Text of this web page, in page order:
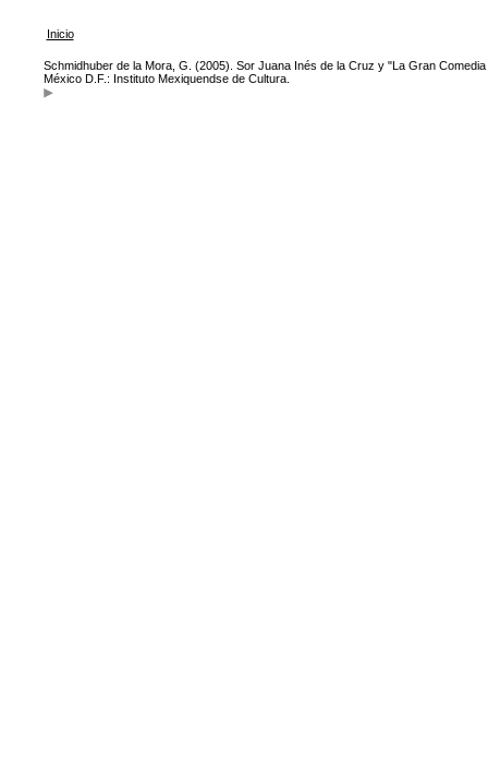
Inicio
Schmidhuber de la Mora, G. (2005). Sor Juana Inés de la Cruz y "La Gran
México D.F.: Instituto Mexiquendse de Cultura.